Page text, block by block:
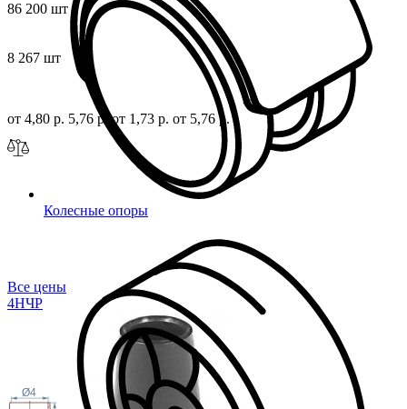
Колесные опоры
86 200 шт
8 267 шт
от 4,80 р. 5,76 р.от 1,73 р. от 5,76 р.
Все цены
4НЧР
Ø4